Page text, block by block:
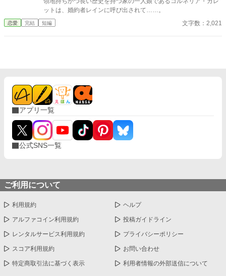
ットは、婚約者レインに呼び出されて……。
恋愛 完結 短編 文字数：2,021
アプリ一覧
公式SNS一覧
ご利用について
利用規約 ヘルプ
アルファコイン利用規約 投稿ガイドライン
レンタルサービス利用規約 プライバシーポリシー
スコア利用規約 お問い合わせ
特定商取引法に基づく表示 利用者情報の外部送信について